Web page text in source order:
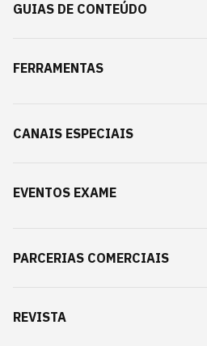
GUIAS DE CONTEÚDO
FERRAMENTAS
CANAIS ESPECIAIS
EVENTOS EXAME
PARCERIAS COMERCIAIS
REVISTA